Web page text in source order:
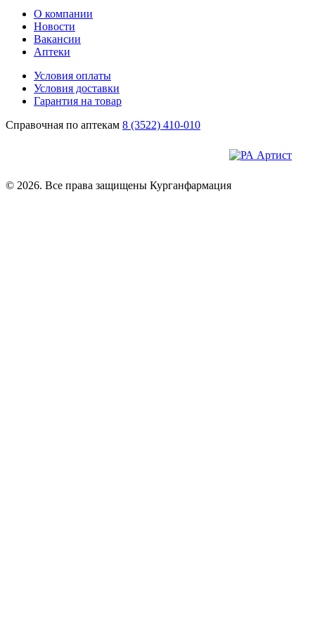
О компании
Новости
Вакансии
Аптеки
Условия оплаты
Условия доставки
Гарантия на товар
Справочная по аптекам 8 (3522) 410-010
© 2026. Все права защищены Курганфармация